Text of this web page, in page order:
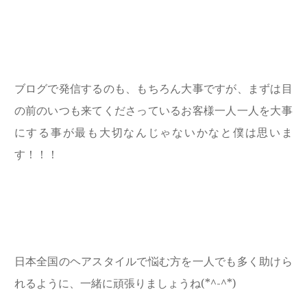
ブログで発信するのも、もちろん大事ですが、まずは目
の前のいつも来てくださっているお客様一人一人を大事
にする事が最も大切なんじゃないかなと僕は思いま
す！！！
日本全国のヘアスタイルで悩む方を一人でも多く助けら
れるように、一緒に頑張りましょうね(*^-^*)